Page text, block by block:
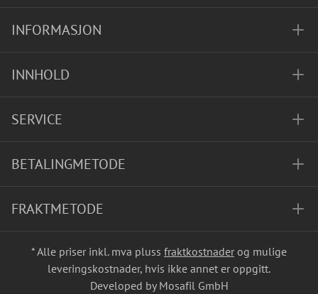
INFORMASJON
INNHOLD
SERVICE
BETALINGMETODE
FRAKTMETODE
* Alle priser inkl. mva pluss fraktkostnader og mulige
leveringskostnader, hvis ikke annet er oppgitt.
Developed by Mosafil GmbH